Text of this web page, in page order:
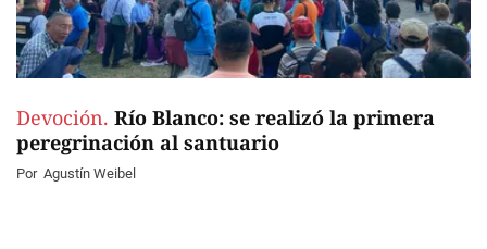
Devoción. Río Blanco: se realizó la primera
peregrinación al santuario
Por Agustín Weibel